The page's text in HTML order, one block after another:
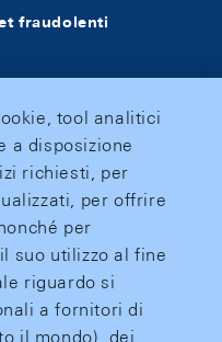
fraudolenti
tool analitici
a disposizione
richiesti, per
per offrire
per
suo utilizzo al fine
riguardo si
a fornitori di
il mondo), dei